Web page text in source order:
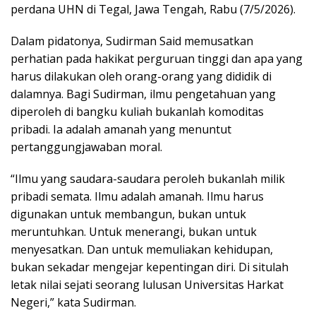
perdana UHN di Tegal, Jawa Tengah, Rabu (7/5/2026).
Dalam pidatonya, Sudirman Said memusatkan
perhatian pada hakikat perguruan tinggi dan apa yang
harus dilakukan oleh orang-orang yang dididik di
dalamnya. Bagi Sudirman, ilmu pengetahuan yang
diperoleh di bangku kuliah bukanlah komoditas
pribadi. Ia adalah amanah yang menuntut
pertanggungjawaban moral.
“Ilmu yang saudara-saudara peroleh bukanlah milik
pribadi semata. Ilmu adalah amanah. Ilmu harus
digunakan untuk membangun, bukan untuk
meruntuhkan. Untuk menerangi, bukan untuk
menyesatkan. Dan untuk memuliakan kehidupan,
bukan sekadar mengejar kepentingan diri. Di situlah
letak nilai sejati seorang lulusan Universitas Harkat
Negeri,” kata Sudirman.